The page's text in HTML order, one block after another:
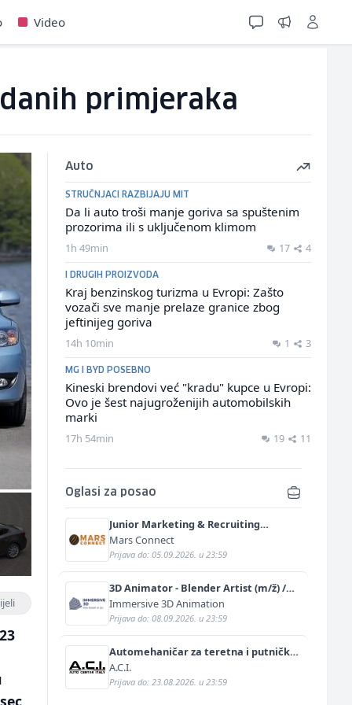
Video
primjeraka
Auto
STRUČNJACI RAZBIJAJU MIT
Da li auto troši manje goriva sa spuštenim
prozorima ili s uključenom klimom
1h 49min 17 4
I DRUGIH PROIZVODA
Kraj benzinskog turizma u Evropi: Zašto
vozači sve manje prelaze granice zbog
jeftinijeg goriva
14h 10min 1 3
MG I BYD POSEBNO
Kineski brendovi već "kradu" kupce u Evropi:
Ovo je šest najugroženijih automobilskih
marki
17h 54min 19 11
Oglasi za posao
Junior Marketing & Recruiting
Specialist (m/ž)
Mars Connect
Prijava do: 05.09.2026. u 23:59
3D Animator - Blender Artist (m/ž) /
Remote Freelance
Immersive 3D Animation
Prijava do: 08.09.2026. u 23:59
Automehaničar za teretna i putnička
vozila (m/ž)
A.C.I.
Prijava do: 23.08.2026. u 23:59